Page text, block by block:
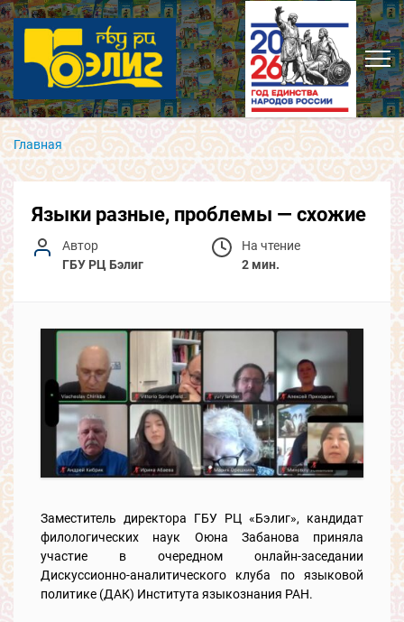
Главная
Языки разные, проблемы — схожие
Автор
ГБУ РЦ Бэлиг
На чтение
2 мин.
Заместитель директора ГБУ РЦ «Бэлиг», кандидат
филологических наук Оюна Забанова приняла
участие в очередном онлайн-заседании
Дискуссионно-аналитического клуба по языковой
политике (ДАК) Института языкознания РАН.